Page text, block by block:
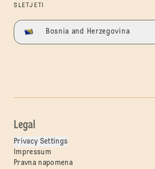
SLETJETI
Bosnia and Herzegovina
Legal
Privacy Settings
Impressum
Pravna napomena